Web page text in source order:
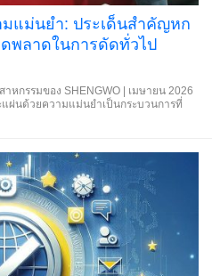
แม่นยำ: ประเด็นสำคัญหก
พลาดในการดัดทั่วไป
หกรรมของ SHENGWO | เมษายน 2026
ผ่นด้วยความแม่นยำเป็นกระบวนการที่